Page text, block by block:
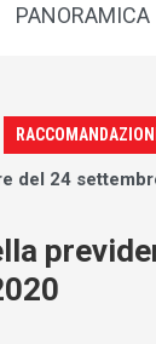
del 24